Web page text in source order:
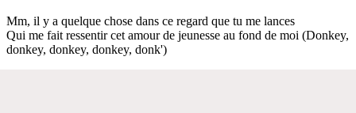
Mm, il y a quelque chose dans ce regard que tu me lances
Qui me fait ressentir cet amour de jeunesse au fond de moi (Donkey,
donkey, donkey, donkey, donk')